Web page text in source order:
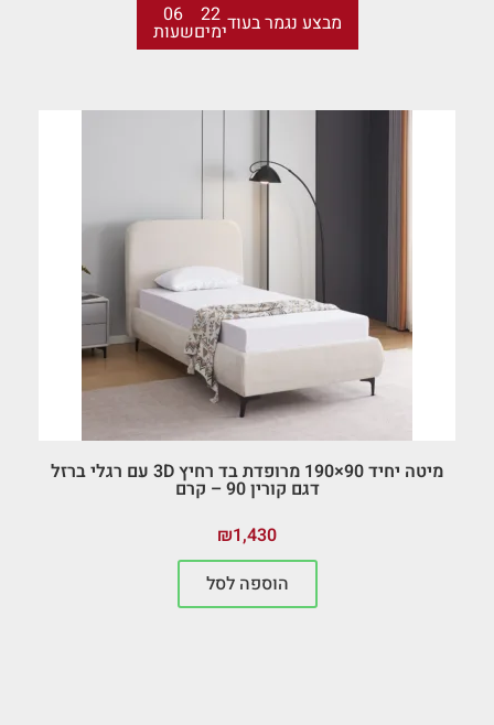
מבצע נגמר בעוד 22
ימים
06
שעות
מיטה יחיד 90×190 מרופדת בד רחיץ 3D עם רגלי ברזל
דגם קורין 90 – קרם
₪1,430
הוספה לסל